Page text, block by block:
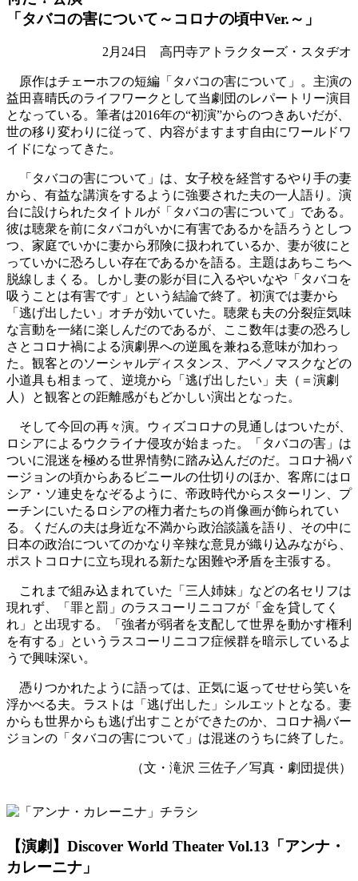
「タバコの害について～コロナの頃中Ver.～」
2月24日 高円寺アトラクターズ・スタヂオ
原作はチェーホフの短編「タバコの害について」。主演の
益田喜晴氏のライフワークとして当劇団のレパートリー演目
となっている。筆者は2016年の“初演”からのつきあいだが、
世の移り変わりに従って、内容がますます自由にワールドワ
イドになってきた。
「タバコの害について」は、女子校を経営するやり手の妻
から、有益な講演をするように強要された夫の一人語り。演
台に設けられたタイトルが「タバコの害について」である。
彼は聴衆を前にタバコがいかに有害であるかを語ろうとしつ
つ、家庭でいかに妻から邪険に扱われているか、妻が彼にと
っていかに恐ろしい存在であるかを語る。主題はあちこちへ
脱線しまくる。しかし妻の影が目に入るやいなや「タバコを
吸うことは有害です」という結論で終了。初演では妻から
「逃げ出したい」オチが効いていた。聴衆も夫の分裂症気味
な言動を一緒に楽しんだのであるが、ここ数年は妻の恐ろし
さとコロナ禍による演劇界への逆風を兼ねる意味が加わっ
た。観客とのソーシャルディスタンス、アベノマスクなどの
小道具も相まって、逆境から「逃げ出したい」夫（＝演劇
人）と観客との距離感がもどかしい演出となった。
そして今回の再々演。ウィズコロナの見通しはついたが、
ロシアによるウクライナ侵攻が始まった。「タバコの害」は
ついに混迷を極める世界情勢に踏み込んだのだ。コロナ禍バ
ージョンの頃からあるビニールの仕切りのほか、客席にはロ
シア・ソ連史をなぞるように、帝政時代からスターリン、プ
ーチンにいたるロシアの権力者たちの肖像画が飾られてい
る。くだんの夫は身近な不満から政治談議を語り、その中に
日本の政治についてのかなり辛辣な意見が織り込みながら、
ポストコロナに立ち現れる新たな困難や矛盾を主張する。
これまで組み込まれていた「三人姉妹」などの名セリフは
現れず、「罪と罰」のラスコーリニコフが「金を貸してく
れ」と出現する。「強者が弱者を支配して世界を動かす権利
を有する」というラスコーリニコフ症候群を暗示しているよ
うで興味深い。
憑りつかれたように語っては、正気に返ってせせら笑いを
浮かべる夫。ラストは「逃げ出した」シルエットとなる。妻
からも世界からも逃げ出すことができたのか、コロナ禍バー
ジョンの「タバコの害について」は混迷のうちに終了した。
（文・滝沢 三佐子／写真・劇団提供）
【演劇】Discover World Theater Vol.13「アンナ・
カレーニナ」